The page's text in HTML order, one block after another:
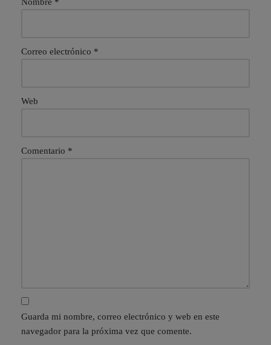
Correo electrónico *
Web
Comentario *
Guarda mi nombre, correo electrónico y web en este
navegador para la próxima vez que comente.